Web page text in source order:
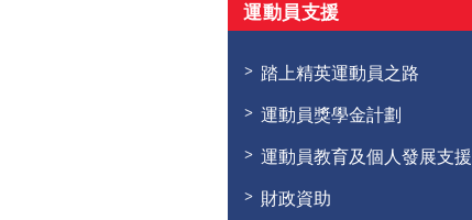
運動員支援
踏上精英運動員之路
運動員獎學金計劃
運動員教育及個人發展支援
財政資助